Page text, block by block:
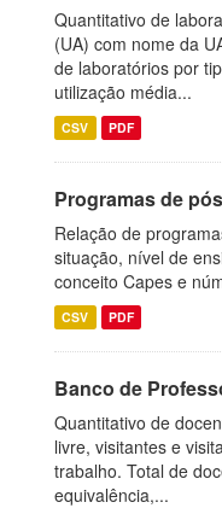
Quantitativo de
(UA) com nome da
de laboratórios por
utilização média...
CSV PDF
Programas de
Relação de
situação, nível de
conceito Capes e
CSV PDF
Banco de
Quantitativo de
livre, visitantes e
trabalho. Total de
equivalência,...